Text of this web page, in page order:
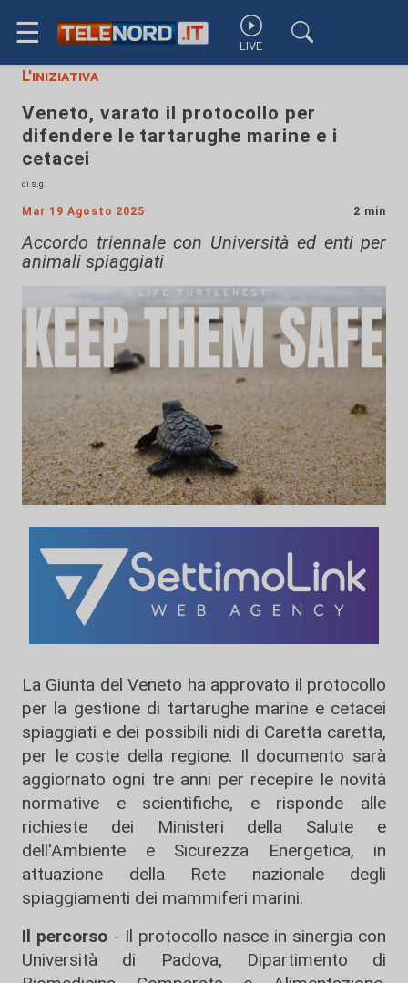
☰ LIVE
L'iniziativa
Veneto, varato il protocollo per
difendere le tartarughe marine e i
cetacei
di s.g.
Mar 19 Agosto 2025 2 min
Accordo triennale con Università ed enti per
animali spiaggiati
La Giunta del Veneto ha approvato il protocollo
per la gestione di tartarughe marine e cetacei
spiaggiati e dei possibili nidi di Caretta caretta,
per le coste della regione. Il documento sarà
aggiornato ogni tre anni per recepire le novità
normative e scientifiche, e risponde alle
richieste dei Ministeri della Salute e
dell'Ambiente e Sicurezza Energetica, in
attuazione della Rete nazionale degli
spiaggiamenti dei mammiferi marini.
Il percorso - Il protocollo nasce in sinergia con
Università di Padova, Dipartimento di